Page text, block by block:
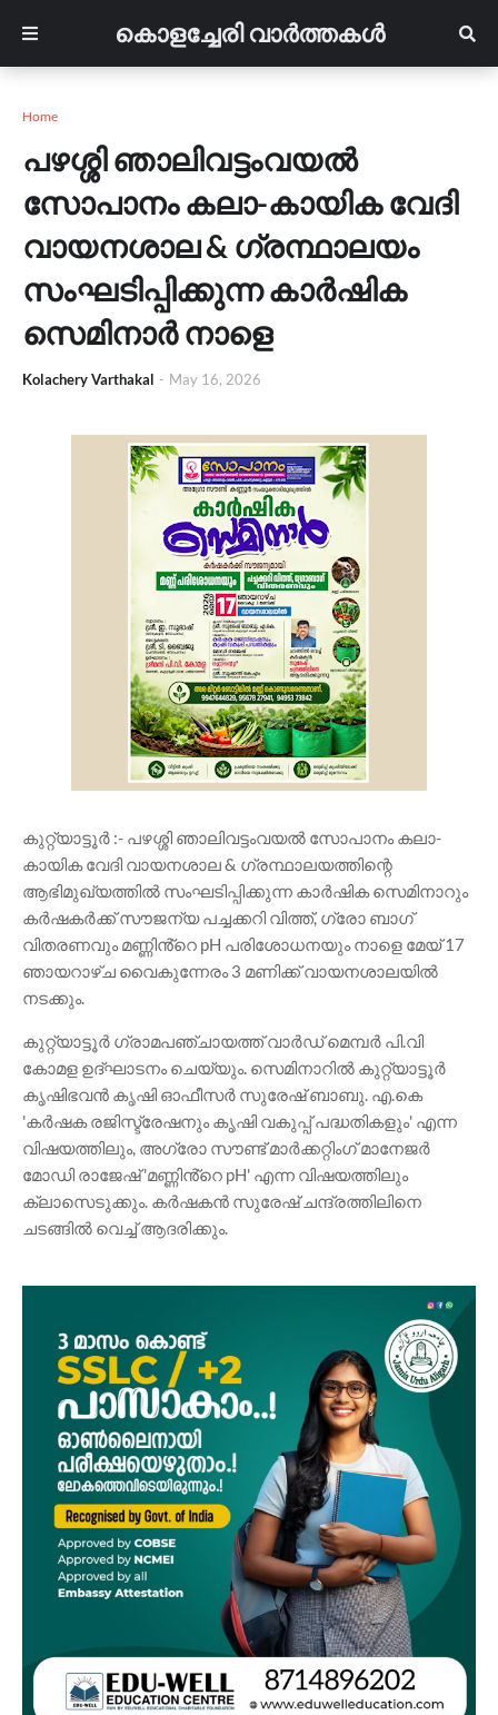
കൊളച്ചേരി വാർത്തകൾ
Home
പഴശ്ശി ഞാലിവട്ടംവയൽ
സോപാനം കലാ-കായിക വേദി
വായനശാല & ഗ്രന്ഥാലയം
സംഘടിപ്പിക്കുന്ന കാർഷിക
സെമിനാർ നാളെ
Kolachery Varthakal - May 16, 2026
കുറ്റ്യാട്ടൂർ :- പഴശ്ശി ഞാലിവട്ടംവയൽ സോപാനം കലാ-
കായിക വേദി വായനശാല & ഗ്രന്ഥാലയത്തിന്റെ
ആഭിമുഖ്യത്തിൽ സംഘടിപ്പിക്കുന്ന കാർഷിക സെമിനാറും
കർഷകർക്ക് സൗജന്യ പച്ചക്കറി വിത്ത്, ഗ്രോ ബാഗ്
വിതരണവും മണ്ണിൻ്റെ pH പരിശോധനയും നാളെ മേയ് 17
ഞായറാഴ്ച വൈകുന്നേരം 3 മണിക്ക് വായനശാലയിൽ
നടക്കും.
കുറ്റ്യാട്ടൂർ ഗ്രാമപഞ്ചായത്ത് വാർഡ് മെമ്പർ പി.വി
കോമള ഉദ്ഘാടനം ചെയ്യും. സെമിനാറിൽ കുറ്റ്യാട്ടൂർ
കൃഷിഭവൻ കൃഷി ഓഫീസർ സുരേഷ് ബാബു. എ.കെ
'കർഷക രജിസ്ട്രേഷനും കൃഷി വകുപ്പ് പദ്ധതികളും' എന്ന
വിഷയത്തിലും, അഗ്രോ സൗണ്ട് മാർക്കറ്റിംഗ് മാനേജർ
മോഡി രാജേഷ് 'മണ്ണിൻ്റെ pH' എന്ന വിഷയത്തിലും
ക്ലാസെടുക്കും. കർഷകൻ സുരേഷ് ചന്ദ്രത്തിലിനെ
ചടങ്ങിൽ വെച്ച് ആദരിക്കും.